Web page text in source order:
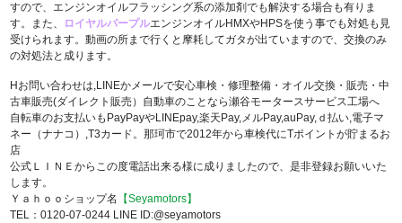
すので、エンジンオイルフラッシング系の添加剤でも解決する場合も有りま
す。また、
ロイヤルパープルエンジンオイルHMXやHPSを使う事でも対処も見
受けられます。動画の所まで行くと摩耗してガタが出ていますので、交換のみ
の対処法と成ります。
Hお問い合わせは,LINEかメールで安心車検・修理整備・オイル交換・販売・中
古車販売(ダイレクト販売）自動車のことなら瀬谷モータースサービス工場へ
自転車のお支払いもPayPayやLINEpay,楽天Pay,メルPay,auPay,ｄ払い,電子マ
ネー（ナナコ）,T3カード。那珂市で2012年から車検代にTポイントが貯まるお
店
公式ＬＩＮＥからこの度電話出来る様に成りましたので、是非登録お願いいた
します。
Ｙａｈｏｏショップ名
【Seyamotors】
TEL：0120-07-0244 LINE ID:@seyamotors